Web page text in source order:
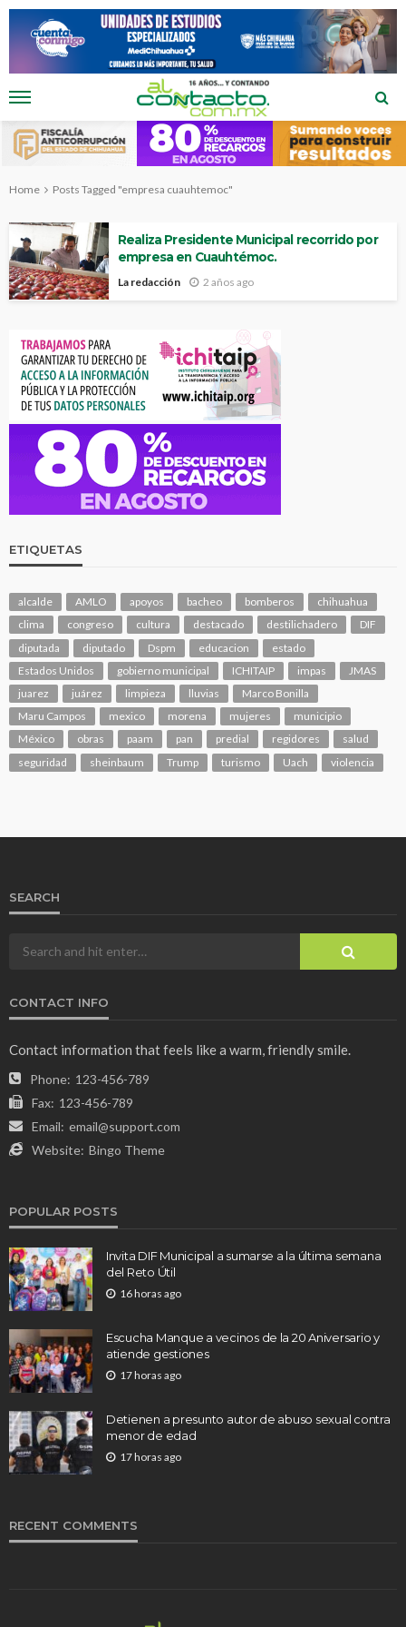
Home Posts Tagged "empresa cuauhtemoc"
Realiza Presidente Municipal recorrido por
empresa en Cuauhtémoc.
La redacción 2 años ago
ETIQUETAS
alcalde AMLO apoyos bacheo bomberos
chihuahua
clima
congreso cultura destacado destilichadero
DIF
diputada
diputado Dspm educacion
estado
Estados Unidos
gobierno municipal ICHITAIP impas
JMAS
juarez
juárez limpieza lluvias
Marco Bonilla
Maru Campos
mexico morena mujeres
municipio
México
obras paam pan predial regidores
salud
seguridad
sheinbaum Trump turismo Uach violencia
SEARCH
CONTACT INFO
Contact information that feels like a warm, friendly smile.
Phone: 123-456-789
Fax: 123-456-789
Email: email@support.com
Website: Bingo Theme
POPULAR POSTS
Invita DIF Municipal a sumarse a la última semana
del Reto Útil
16 horas ago
Escucha Manque a vecinos de la 20 Aniversario y
atiende gestiones
17 horas ago
Detienen a presunto autor de abuso sexual contra
menor de edad
17 horas ago
RECENT COMMENTS